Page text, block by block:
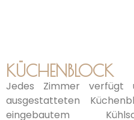
KÜCHENBLOCK
Jedes Zimmer verfügt
ausgestatteten
eingebautem